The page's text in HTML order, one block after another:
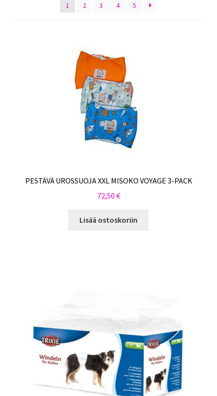
1
2 3 4 5
PESTÄVÄ UROSSUOJA XXL MISOKO VOYAGE 3-PACK
72,50 €
Lisää ostoskoriin